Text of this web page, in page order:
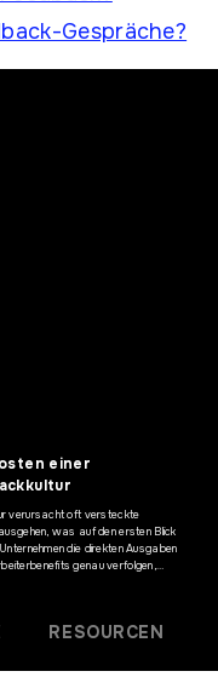
Gespräche?
einer
verursacht oft versteckte
was auf den ersten Blick
die direkten Ausgaben
genau verfolgen,
und die […]RESOURCEN